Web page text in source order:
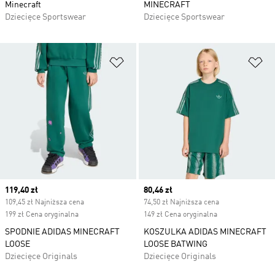
Minecraft
Dziecięce Sportswear
MINECRAFT
Dziecięce Sportswear
Dodaj do listy życzeń
Current price
119,40 zł
109,45 zł Najniższa cena
199 zł Cena oryginalna
SPODNIE ADIDAS MINECRAFT
LOOSE
Dziecięce Originals
Current price
80,46 zł
74,50 zł Najniższa cena
149 zł Cena oryginalna
KOSZULKA ADIDAS MINECRAFT
LOOSE BATWING
Dziecięce Originals